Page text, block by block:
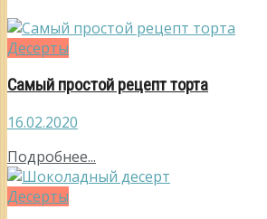
Десерты
Самый простой рецепт торта
16.02.2020
Подробнее...
Десерты